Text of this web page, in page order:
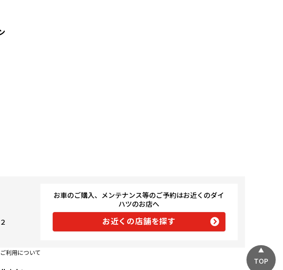
お車のご購入、メンテナンス等のご予約はお近くのダイ
ハツのお店へ
お近くの店舗を探す
利用について
TOP